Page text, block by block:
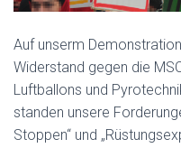
Auf unserm
Widerstand gegen die
Luftballons und
standen unsere
Stoppen“ und